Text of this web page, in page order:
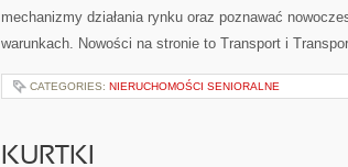
mechanizmy działania rynku oraz poznawać
warunkach. Nowości na stronie to Transport i
CATEGORIES: NIERUCHOMOŚCI SENIORALNE
KURTKI